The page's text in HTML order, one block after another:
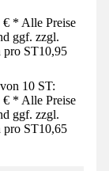
* Alle Preise
ggf. zzgl.
pro ST10,95
10 ST:
* Alle Preise
ggf. zzgl.
pro ST10,65